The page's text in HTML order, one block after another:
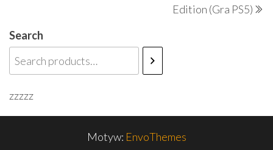
Edition (Gra PS5)
Search
zzzzz
Motyw: EnvoThemes